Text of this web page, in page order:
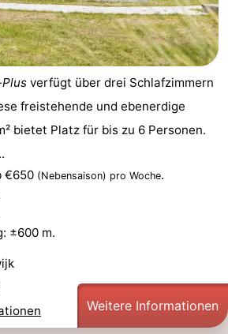
verfügt über drei Schlafzimmern
freistehende und ebenerdige
bietet Platz für bis zu 6 Personen.
€650 (Nebensaison) pro Woche.
: ±600 m.
Weitere Informationen